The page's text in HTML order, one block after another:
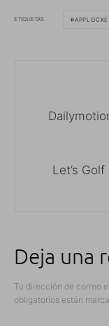
ETIQUETAS
Let’s
Deja una
Tu dirección de correo
obligatorios están